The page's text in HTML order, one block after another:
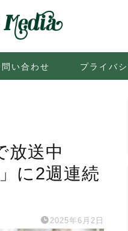
問い合わせ プライバ
放送中
に2週連続
2025年6月2日